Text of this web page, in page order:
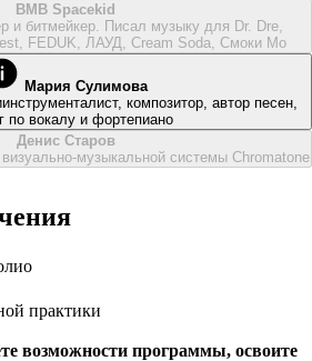
BMB Spacekid
и битмейкер. Писал музыку для Dr. Dre,
FEDUK, ЛАУД, Cream Soda, Смоки Мо
Мария Сулимова
композитор, автор песен,
по вокалу и фортепиано
Денис Старов
музыкальной системы Chromatone
практики
возможности программы, освоите